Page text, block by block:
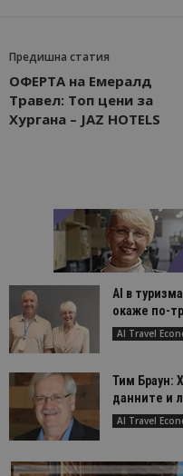
Предишна статия
ОФЕРТА на Емералд
Травел: Топ цени за
Хургана – JAZ HOTELS
AI в
окаже по-
AI Travel
Тим Браун:
данните и
AI Travel